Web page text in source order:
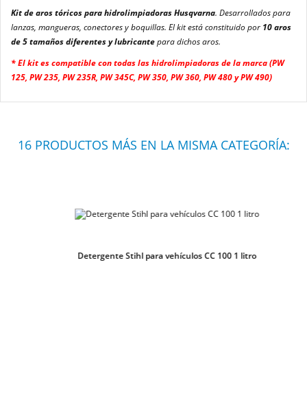
Kit de aros tóricos para hidrolimpiadoras Husqvarna. Desarrollados para
lanzas, mangueras, conectores y boquillas. El kit está constituido por 10 aros
de 5 tamaños diferentes y lubricantepara dichos aros.
* El kit es compatible con todas las hidrolimpiadoras de la marca (PW
125, PW 235, PW 235R, PW 345C, PW 350, PW 360, PW 480 y PW 490)
16 PRODUCTOS MÁS EN LA MISMA CATEGORÍA:
Detergente Stihl para vehículos CC 100 1 litro